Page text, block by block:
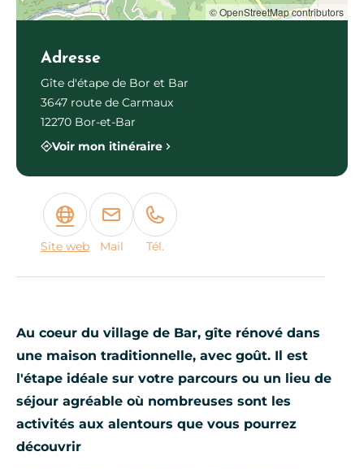
Au coeur du village de Bar, gîte rénové dans
une maison traditionnelle, avec goût. Il est
l'étape idéale sur votre parcours ou un lieu de
séjour agréable où nombreuses sont les
activités aux alentours que vous pourrez
découvrir
© OpenStreetMap contributors
Adresse
Gîte d'étape de Bor et Bar
3647 route de Carmaux
12270 Bor-et-Bar
Voir mon itinéraire
Site web Mail Tél.